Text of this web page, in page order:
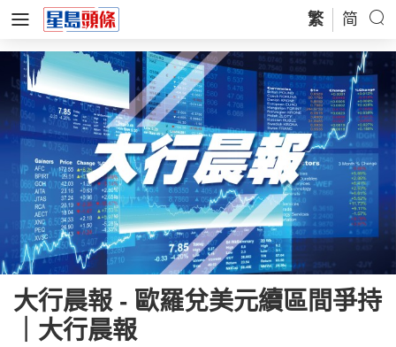
繁 简
大行晨報 - 歐羅兌美元續區間爭持
｜大行晨報